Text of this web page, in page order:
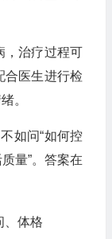
，治疗过程可
合医生进行检
。
如问“如何控
量”。答案在
、体格